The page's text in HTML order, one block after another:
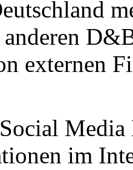
externen
Media
im